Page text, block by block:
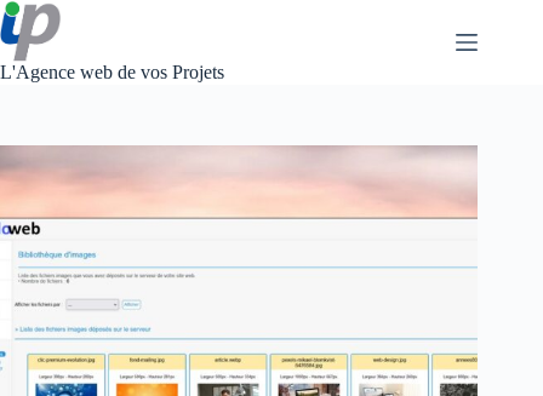
Passer
au
contenu
L'Agence web de vos Projets